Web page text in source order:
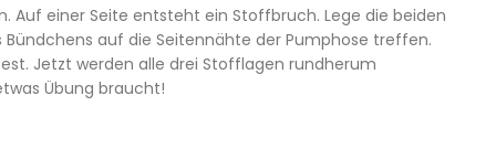
Auf einer Seite entsteht ein Stoffbruch. Lege die beiden
auf die Seitennähte der Pumphose treffen.
Jetzt werden alle drei Stofflagen rundherum
Übung braucht!